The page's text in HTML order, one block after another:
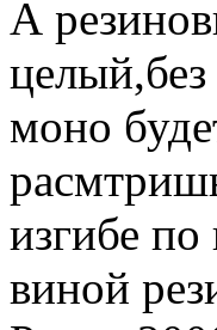
А
моно
изгибе по
виной